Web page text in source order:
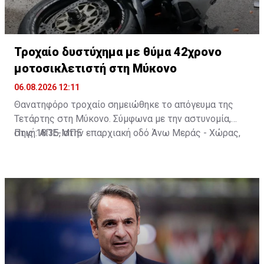
Τροχαίο δυστύχημα με θύμα 42χρονο
μοτοσικλετιστή στη Μύκονο
06.08.2026 12:11
Θανατηφόρο τροχαίο σημειώθηκε το απόγευμα της
Τετάρτης στη Μύκονο. Σύμφωνα με την αστυνομία,
στις 18:35, στην επαρχιακή οδό Άνω Μεράς - Χώρας,
25χρονος. Από τη σύγκρουση ο 42χρονος
τραυματίστηκε θανάσιμα. Τα αίτια του δυστυχήματος
διερευνώνται από την Υποδιεύθυνση Αστυνομίας
Πηγή: ΑΠΕ-ΜΠΕ